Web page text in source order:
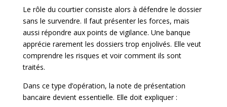
Le rôle du courtier consiste alors à défendre le dossier
sans le survendre. Il faut présenter les forces, mais
aussi répondre aux points de vigilance. Une banque
apprécie rarement les dossiers trop enjolivés. Elle veut
comprendre les risques et voir comment ils sont
traités.
Dans ce type d’opération, la note de présentation
bancaire devient essentielle. Elle doit expliquer :